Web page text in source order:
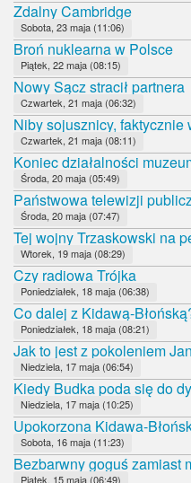
Zdalny Cambridge
Sobota, 23 maja (11:06)
Broń nuklearna w Polsce
Piątek, 22 maja (08:15)
Nowy Sącz stracił partnera
Czwartek, 21 maja (06:32)
Niby sojusznicy, faktycznie
Czwartek, 21 maja (08:11)
Koniec działalności
Środa, 20 maja (05:49)
Państwowa telewizji
Środa, 20 maja (07:47)
Tej wojny Trzaskowski na
Wtorek, 19 maja (08:29)
Czy radiowa Trójka
Poniedziałek, 18 maja (06:38)
Co dalej z Kidawą-
Poniedziałek, 18 maja (08:21)
Jak to jest z pokoleniem
Niedziela, 17 maja (06:54)
Kiedy Budka poda się do
Niedziela, 17 maja (10:25)
Upokorzona Kidawa-
Sobota, 16 maja (11:23)
Bezbarwny goguś zamiast
Piątek, 15 maja (06:49)